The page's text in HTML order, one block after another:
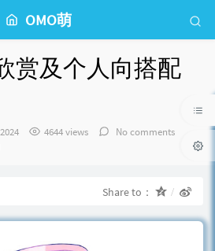
OMO萌
赏及个人向搭配
4644 views
No comments
：
Share to：